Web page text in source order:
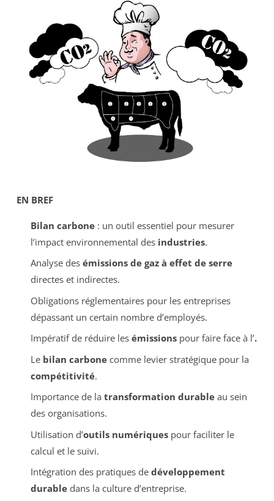
EN BREF
Bilan carbone: un outil essentiel pour mesurer
l’impact environnemental des industries.
Analyse des émissions de gaz à effet de serre
directes et indirectes.
Obligations réglementaires pour les entreprises
dépassant un certain nombre d’employés.
Impératif de réduire les émissionspour faire face à l’.
Le bilan carbonecomme levier stratégique pour la
compétitivité.
Importance de la transformation durableau sein
des organisations.
Utilisation d’outils numériquespour faciliter le
calcul et le suivi.
Intégration des pratiques de développement
durabledans la culture d’entreprise.